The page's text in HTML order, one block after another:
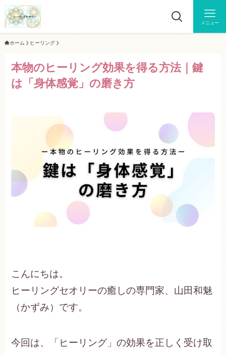
メニュー
ホーム ヒーリング
本物のヒーリング効果を得る方法｜鍵
は「身体感覚」の磨き方
こんにちは。
ヒーリングセオリーの癒しの専門家、山田和魅
（かずみ）です。
今回は、「ヒーリング」の効果を正しく受け取